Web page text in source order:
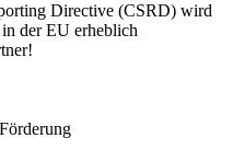
Directive (CSRD) wird
der EU erheblich